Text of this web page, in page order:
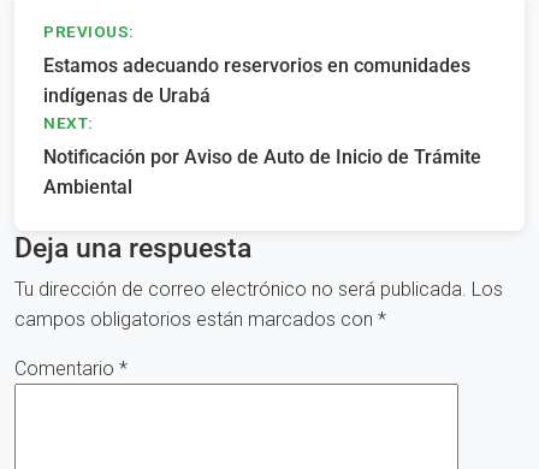
Navegación
de
entradas
PREVIOUS:
Estamos adecuando reservorios en comunidades
indígenas de Urabá
NEXT:
Notificación por Aviso de Auto de Inicio de Trámite
Ambiental
Deja una respuesta
Tu dirección de correo electrónico no será publicada. Los
campos obligatorios están marcados con *
Comentario *